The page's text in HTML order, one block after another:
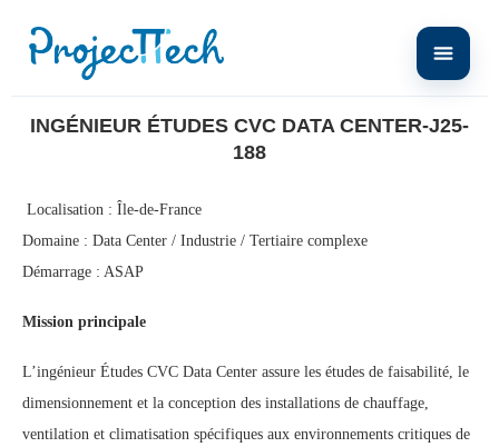
INGÉNIEUR ÉTUDES CVC DATA CENTER-J25-
188
Localisation : Île-de-France
Domaine : Data Center / Industrie / Tertiaire complexe
Démarrage : ASAP
Mission principale
L’ingénieur Études CVC Data Center assure les études de faisabilité, le
dimensionnement et la conception des installations de chauffage,
ventilation et climatisation spécifiques aux environnements critiques de